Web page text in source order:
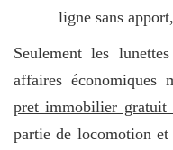
ligne sans
Seulement les
affaires économiques
pret immobilier gratuit
partie de locomotion